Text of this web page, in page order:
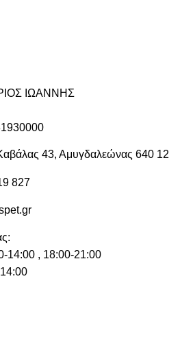
ΙΩΑΝΝΗΣ
43, Αμυγδαλεώνας 640 12
827
14:00 , 18:00-21:00